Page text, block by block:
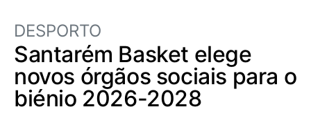
DESPORTO
Santarém Basket elege
novos órgãos sociais para o
biénio 2026-2028